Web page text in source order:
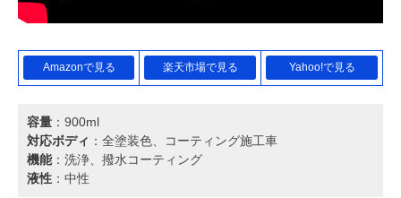
Amazonで見る 楽天市場で見る Yahoo!で見る
容量 ：900ml
対応ボディ ：全塗装色、コーティング施工車
機能：洗浄、撥水コーティング
液性 ：中性